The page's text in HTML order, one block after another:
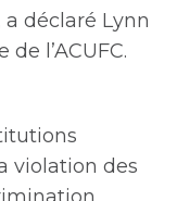
déclaré Lynn
l’ACUFC.
violation des